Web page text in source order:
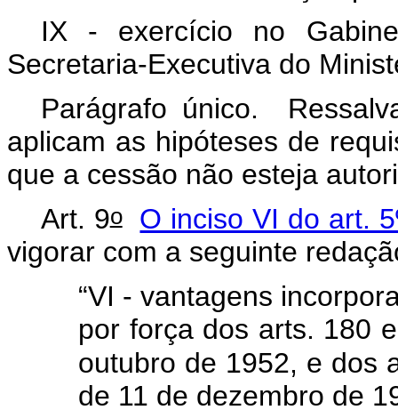
IX - exercício no
Secretaria-Executiva do
Parágrafo único.
aplicam as hipóteses de
que a cessão não esteja
Art. 9o
O inciso VI do art.
vigorar com a seguinte
“VI - vantagens
por força dos arts. 180
outubro de 1952, e dos
de 11 de dezembro de